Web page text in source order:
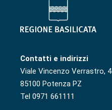
Contatti e indirizzi
Viale Vincenzo Verrastro, 4
85100 Potenza PZ
Tel 0971 661111